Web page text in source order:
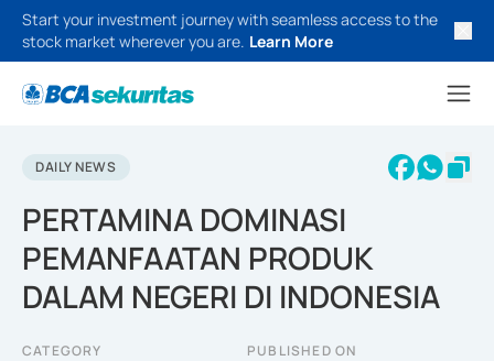
Start your investment journey with seamless access to the
stock market wherever you are. Learn More
DAILY NEWS
PERTAMINA DOMINASI
PEMANFAATAN PRODUK
DALAM NEGERI DI INDONESIA
CATEGORY PUBLISHED ON